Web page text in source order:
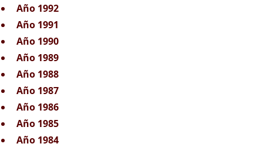
Año 1992
Año 1991
Año 1990
Año 1989
Año 1988
Año 1987
Año 1986
Año 1985
Año 1984